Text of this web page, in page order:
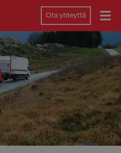
Ota yhteyttä